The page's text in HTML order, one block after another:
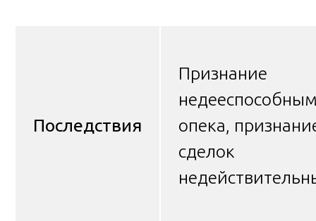
Последствия
Признание
опека,
сделок